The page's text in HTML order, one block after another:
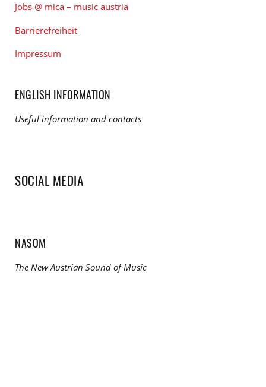
Jobs @ mica – music austria
Barrierefreiheit
Impressum
ENGLISH INFORMATION
Useful information and contacts
SOCIAL MEDIA
NASOM
The New Austrian Sound of Music